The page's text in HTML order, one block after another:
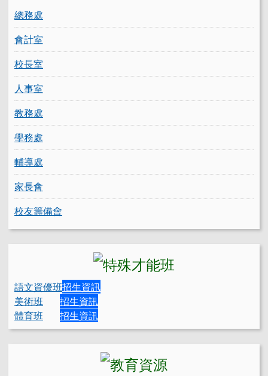
總務處
會計室
校長室
人事室
教務處
學務處
輔導處
家長會
校友籌備會
語文資優班招生資訊
美術班
招生資訊
體育班
招生資訊